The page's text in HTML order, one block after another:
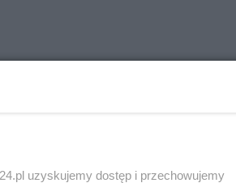
uzyskujemy dostęp i przechowujemy